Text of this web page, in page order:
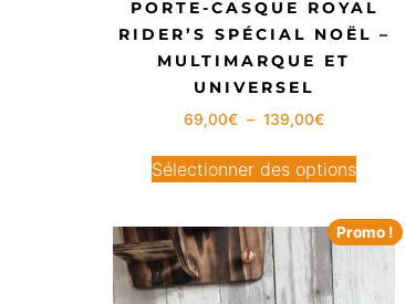
PORTE-CASQUE ROYAL
RIDER’S SPÉCIAL NOËL –
MULTIMARQUE ET
UNIVERSEL
69,00€ – 139,00€
Sélectionner des options
Promo !